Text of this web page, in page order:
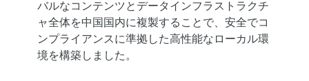
バルなコンテンツとデータインフラストラクチ
ャ全体を中国国内に複製することで、安全でコ
ンプライアンスに準拠した高性能なローカル環
境を構築しました。